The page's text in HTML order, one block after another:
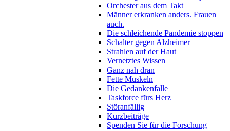
Orchester aus dem Takt
Männer erkranken anders. Frauen
auch.
Die schleichende Pandemie stoppen
Schalter gegen Alzheimer
Strahlen auf der Haut
Vernetztes Wissen
Ganz nah dran
Fette Muskeln
Die Gedankenfalle
Taskforce fürs Herz
Störanfällig
Kurzbeiträge
Spenden Sie für die Forschung